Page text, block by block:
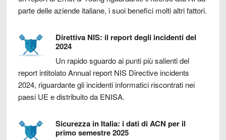
parte delle aziende italiane, i suoi benefici molti altri fattori.
Direttiva NIS: il report degli incidenti del
2024
Un rapido sguardo ai punti più salienti del
report intitolato Annual report NIS Directive incidents
2024, riguardante gli incidenti informatici riscontrati nei
paesi UE e distribuito da ENISA.
Sicurezza in Italia: i dati di ACN per il
primo semestre 2025